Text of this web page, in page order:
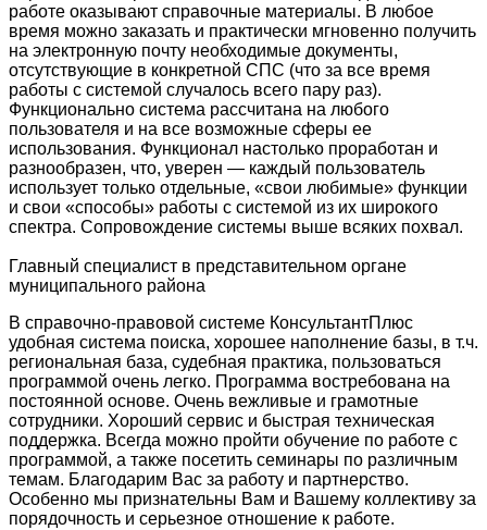
работе оказывают справочные материалы. В любое
время можно заказать и практически мгновенно получить
на электронную почту необходимые документы,
отсутствующие в конкретной СПС (что за все время
работы с системой случалось всего пару раз).
Функционально система рассчитана на любого
пользователя и на все возможные сферы ее
использования. Функционал настолько проработан и
разнообразен, что, уверен — каждый пользователь
использует только отдельные, «свои любимые» функции
и свои «способы» работы с системой из их широкого
спектра. Сопровождение системы выше всяких похвал.
Главный специалист в представительном органе
муниципального района
В справочно-правовой системе КонсультантПлюс
удобная система поиска, хорошее наполнение базы, в т.ч.
региональная база, судебная практика, пользоваться
программой очень легко. Программа востребована на
постоянной основе. Очень вежливые и грамотные
сотрудники. Хороший сервис и быстрая техническая
поддержка. Всегда можно пройти обучение по работе с
программой, а также посетить семинары по различным
темам. Благодарим Вас за работу и партнерство.
Особенно мы признательны Вам и Вашему коллективу за
порядочность и серьезное отношение к работе.